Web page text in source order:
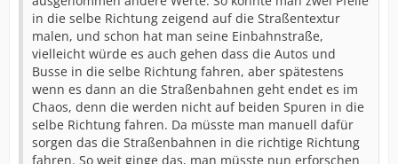
in die selbe Richtung zeigend auf die Straßentextur
malen, und schon hat man seine Einbahnstraße,
vielleicht würde es auch gehen dass die Autos und
Busse in die selbe Richtung fahren, aber spätestens
wenn es dann an die Straßenbahnen geht endet es im
Chaos, denn die werden nicht auf beiden Spuren in die
selbe Richtung fahren. Da müsste man manuell dafür
sorgen das die Straßenbahnen in die richtige Richtung
fahren. So weit ginge das, man müsste nun erforschen